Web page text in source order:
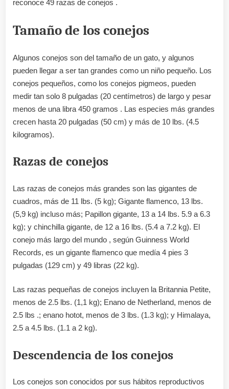
reconoce 49 razas de conejos .
Tamaño de los conejos
Algunos conejos son del tamaño de un gato, y algunos
pueden llegar a ser tan grandes como un niño pequeño. Los
conejos pequeños, como los conejos pigmeos, pueden
medir tan solo 8 pulgadas (20 centímetros) de largo y pesar
menos de una libra 450 gramos . Las especies más grandes
crecen hasta 20 pulgadas (50 cm) y más de 10 lbs. (4.5
kilogramos).
Razas de conejos
Las razas de conejos más grandes son las gigantes de
cuadros, más de 11 lbs. (5 kg); Gigante flamenco, 13 lbs.
(5,9 kg) incluso más; Papillon gigante, 13 a 14 lbs. 5.9 a 6.3
kg); y chinchilla gigante, de 12 a 16 lbs. (5.4 a 7.2 kg). El
conejo más largo del mundo , según Guinness World
Records, es un gigante flamenco que medía 4 pies 3
pulgadas (129 cm) y 49 libras (22 kg).
Las razas pequeñas de conejos incluyen la Britannia Petite,
menos de 2.5 lbs. (1,1 kg); Enano de Netherland, menos de
2.5 lbs .; enano hotot, menos de 3 lbs. (1.3 kg); y Himalaya,
2.5 a 4.5 lbs. (1.1 a 2 kg).
Descendencia de los conejos
Los conejos son conocidos por sus hábitos reproductivos